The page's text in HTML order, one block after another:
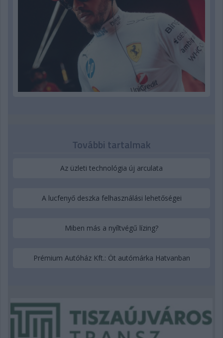
További tartalmak
Az üzleti technológia új arculata
A lucfenyő deszka felhasználási lehetőségei
Miben más a nyíltvégű lízing?
Prémium Autóház Kft.: Öt autómárka Hatvanban